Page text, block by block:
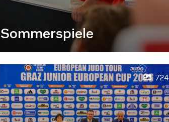
724